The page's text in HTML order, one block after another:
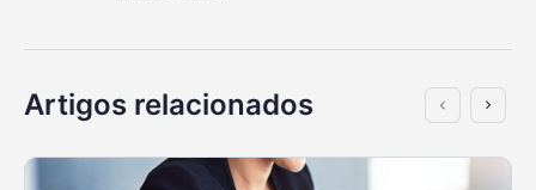
Artigos relacionados